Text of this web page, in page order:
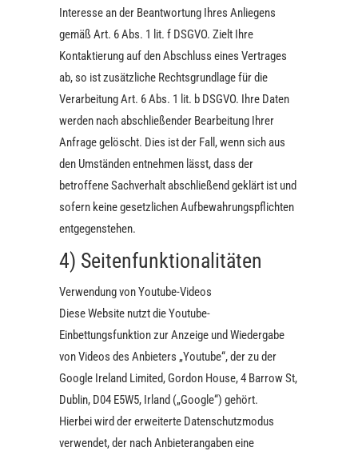
Interesse an der Beantwortung Ihres Anliegens
gemäß Art. 6 Abs. 1 lit. f DSGVO. Zielt Ihre
Kontaktierung auf den Abschluss eines Vertrages
ab, so ist zusätzliche Rechtsgrundlage für die
Verarbeitung Art. 6 Abs. 1 lit. b DSGVO. Ihre Daten
werden nach abschließender Bearbeitung Ihrer
Anfrage gelöscht. Dies ist der Fall, wenn sich aus
den Umständen entnehmen lässt, dass der
betroffene Sachverhalt abschließend geklärt ist und
sofern keine gesetzlichen Aufbewahrungspflichten
entgegenstehen.
4) Seitenfunktionalitäten
Verwendung von Youtube-Videos
Diese Website nutzt die Youtube-
Einbettungsfunktion zur Anzeige und Wiedergabe
von Videos des Anbieters „Youtube“, der zu der
Google Ireland Limited, Gordon House, 4 Barrow St,
Dublin, D04 E5W5, Irland („Google“) gehört.
Hierbei wird der erweiterte Datenschutzmodus
verwendet, der nach Anbieterangaben eine